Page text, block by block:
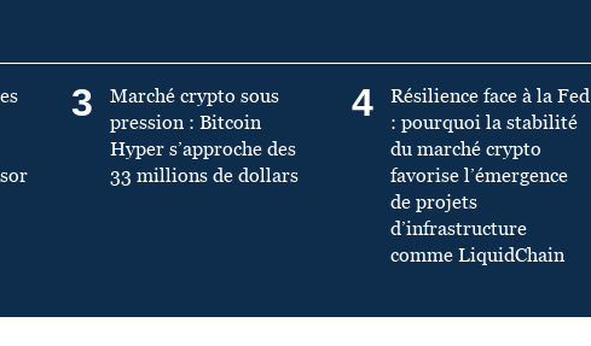
3
Marché crypto sous
pression : Bitcoin
Hyper s’approche des
33 millions de dollars
4
Résilience face à la Fed
: pourquoi la stabilité
du marché crypto
favorise l’émergence
de projets
d’infrastructure
comme LiquidChain